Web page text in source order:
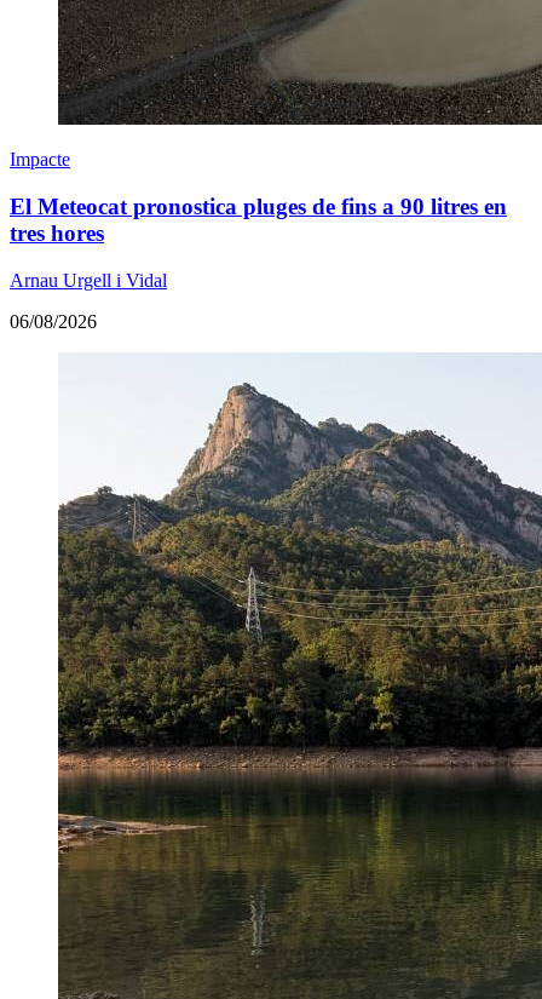
Impacte
El Meteocat pronostica pluges de fins a 90 litres en
tres hores
Arnau Urgell i Vidal
06/08/2026